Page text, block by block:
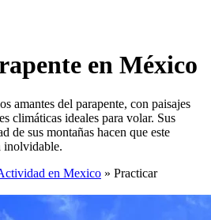
en México
amantes del parapente, con paisajes
climáticas ideales para volar. Sus
de sus montañas hacen que este
inolvidable.
en Mexico » Practicar